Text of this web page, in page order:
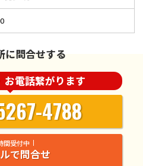
に問合せする
お電話繋がります
4788
間受付中
で問合せ